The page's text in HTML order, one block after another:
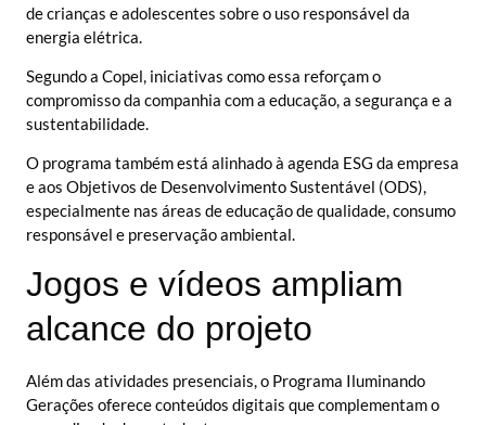
de crianças e adolescentes sobre o uso responsável da
energia elétrica.
Segundo a Copel, iniciativas como essa reforçam o
compromisso da companhia com a educação, a segurança e a
sustentabilidade.
O programa também está alinhado à agenda ESG da empresa
e aos Objetivos de Desenvolvimento Sustentável (ODS),
especialmente nas áreas de educação de qualidade, consumo
responsável e preservação ambiental.
Jogos e vídeos ampliam
alcance do projeto
Além das atividades presenciais, o Programa Iluminando
Gerações oferece conteúdos digitais que complementam o